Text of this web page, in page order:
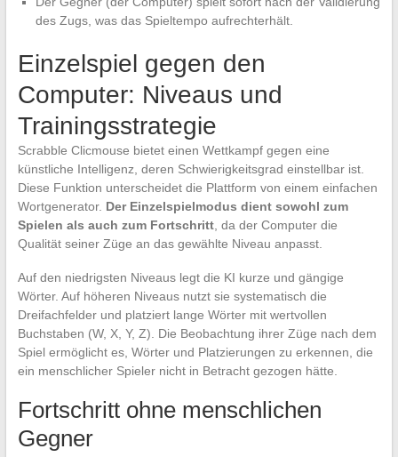
des Zugs, was das Spieltempo aufrechterhält.
Einzelspiel gegen den
Computer: Niveaus und
Trainingsstrategie
Scrabble Clicmouse bietet einen Wettkampf gegen eine
künstliche Intelligenz, deren Schwierigkeitsgrad einstellbar ist.
Diese Funktion unterscheidet die Plattform von einem einfachen
Wortgenerator. Der Einzelspielmodus dient sowohl zum
Spielen als auch zum Fortschritt, da der Computer die
Qualität seiner Züge an das gewählte Niveau anpasst.
Auf den niedrigsten Niveaus legt die KI kurze und gängige
Wörter. Auf höheren Niveaus nutzt sie systematisch die
Dreifachfelder und platziert lange Wörter mit wertvollen
Buchstaben (W, X, Y, Z). Die Beobachtung ihrer Züge nach dem
Spiel ermöglicht es, Wörter und Platzierungen zu erkennen, die
ein menschlicher Spieler nicht in Betracht gezogen hätte.
Fortschritt ohne menschlichen
Gegner